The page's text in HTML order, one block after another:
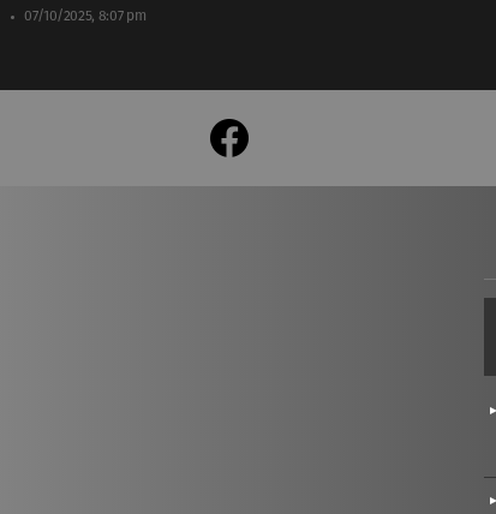
07/10/2025, 8:07 pm
facebook